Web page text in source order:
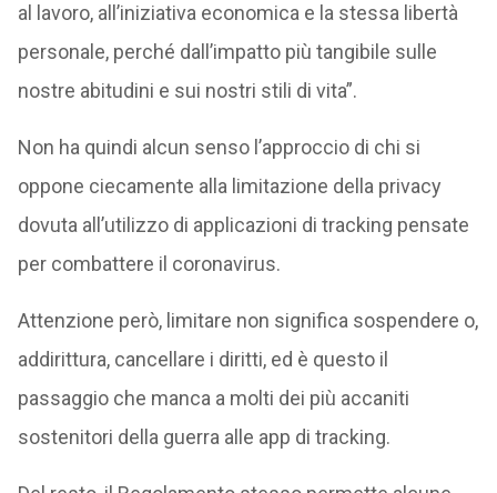
al lavoro, all’iniziativa economica e la stessa libertà
personale, perché dall’impatto più tangibile sulle
nostre abitudini e sui nostri stili di vita”.
Non ha quindi alcun senso l’approccio di chi si
oppone ciecamente alla limitazione della privacy
dovuta all’utilizzo di applicazioni di tracking pensate
per combattere il coronavirus.
Attenzione però, limitare non significa sospendere o,
addirittura, cancellare i diritti, ed è questo il
passaggio che manca a molti dei più accaniti
sostenitori della guerra alle app di tracking.